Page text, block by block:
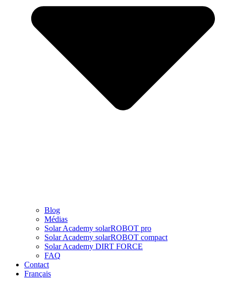
Blog
Médias
Solar Academy solarROBOT pro
Solar Academy solarROBOT compact
Solar Academy DIRT FORCE
FAQ
Contact
Français